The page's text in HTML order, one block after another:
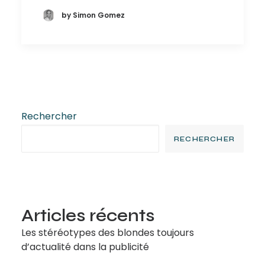
by Simon Gomez
Rechercher
RECHERCHER
Articles récents
Les stéréotypes des blondes toujours
d’actualité dans la publicité